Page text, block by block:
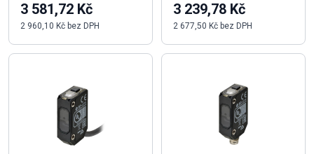
3 581,72 Kč
2 960,10 Kč bez DPH
3 239,78 Kč
2 677,50 Kč bez DPH